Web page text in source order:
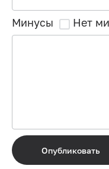
Минусы Нет
Опубликовать